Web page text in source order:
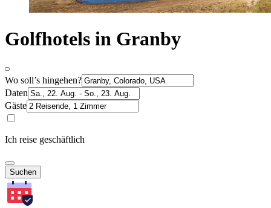
Golfhotels in Granby
Wo soll’s hingehen?
Daten
Gäste
Ich reise geschäftlich
Suchen